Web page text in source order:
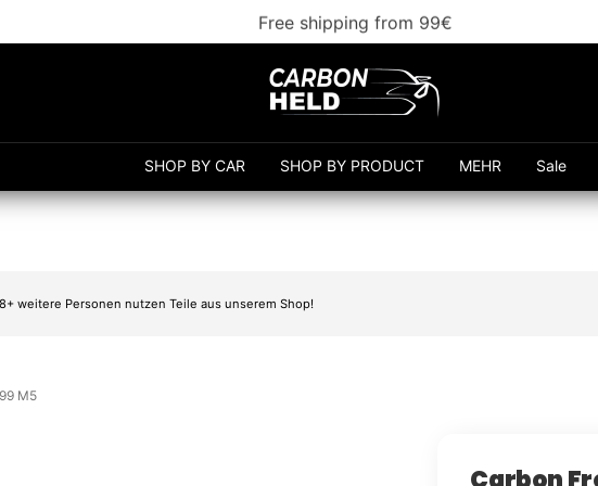
Free shipping from 99€
Carbonheld
SHOP BY CAR SHOP BY PRODUCT MEHR Sale
weitere Personen nutzen Teile aus unserem Shop!
M5